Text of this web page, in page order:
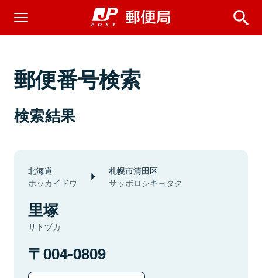
郵便番号検索
検索結果
北海道
ホッカイドウ
札幌市清田区
サッポロシキヨタク
里塚
サトヅカ
004-0809